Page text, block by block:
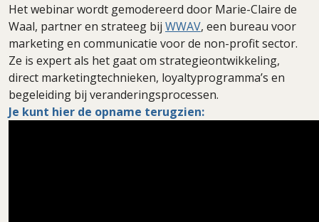
Het webinar wordt gemodereerd door Marie-Claire de
Waal, partner en strateeg bij WWAV, een bureau voor
marketing en communicatie voor de non-profit sector.
Ze is expert als het gaat om strategieontwikkeling,
direct marketingtechnieken, loyaltyprogramma’s en
begeleiding bij veranderingsprocessen.
Je kunt hier de opname terugzien: